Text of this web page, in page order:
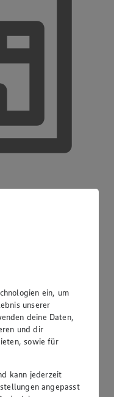
ein, um
unserer
deine Daten,
und dir
sowie für
kann jederzeit
angepasst